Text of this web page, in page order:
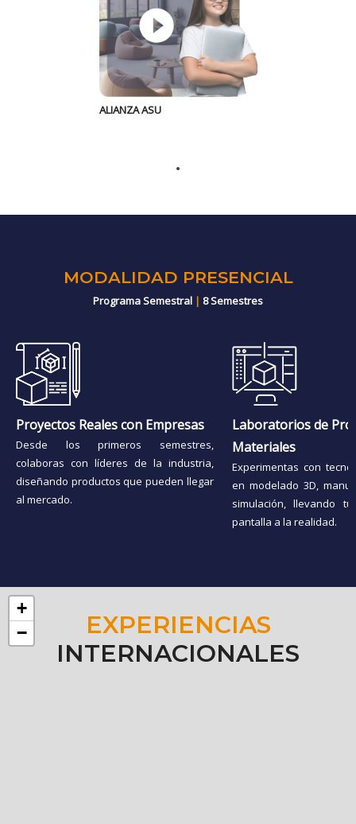
ALIANZA ASU
MODALIDAD PRESENCIAL
Programa Semestral | 8 Semestres
Proyectos Reales con Empresas
Desde los primeros semestres,
colaboras con líderes de la industria,
diseñando productos que pueden llegar
al mercado.
Laboratorios de
Materiales
Experimentas con
en modelado 3D,
simulación, llevando
pantalla a la realidad.
EXPERIENCIAS
INTERNACIONALES
+
−